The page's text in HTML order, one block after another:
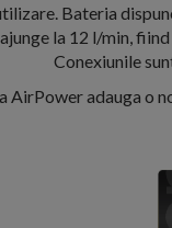
Bateria
la 12 l/min,
Conexiunile
AirPower adauga o